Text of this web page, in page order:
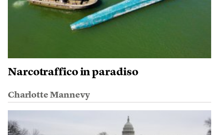
Narcotraffico in paradiso
Charlotte Mannevy